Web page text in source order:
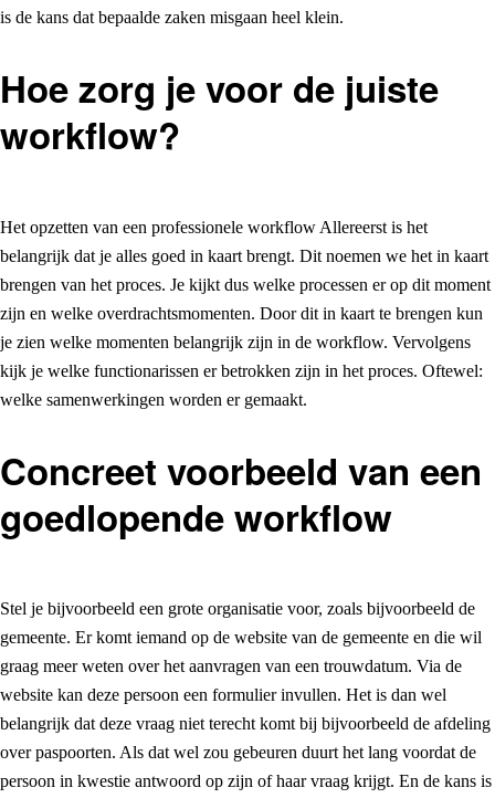
is de kans dat bepaalde zaken misgaan heel klein.
Hoe zorg je voor de juiste
workflow?
Het opzetten van een professionele workflow Allereerst is het
belangrijk dat je alles goed in kaart brengt. Dit noemen we het in kaart
brengen van het proces. Je kijkt dus welke processen er op dit moment
zijn en welke overdrachtsmomenten. Door dit in kaart te brengen kun
je zien welke momenten belangrijk zijn in de workflow. Vervolgens
kijk je welke functionarissen er betrokken zijn in het proces. Oftewel:
welke samenwerkingen worden er gemaakt.
Concreet voorbeeld van een
goedlopende workflow
Stel je bijvoorbeeld een grote organisatie voor, zoals bijvoorbeeld de
gemeente. Er komt iemand op de website van de gemeente en die wil
graag meer weten over het aanvragen van een trouwdatum. Via de
website kan deze persoon een formulier invullen. Het is dan wel
belangrijk dat deze vraag niet terecht komt bij bijvoorbeeld de afdeling
over paspoorten. Als dat wel zou gebeuren duurt het lang voordat de
persoon in kwestie antwoord op zijn of haar vraag krijgt. En de kans is